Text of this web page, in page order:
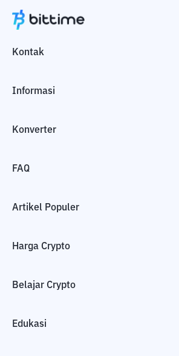
Kontak
Informasi
Konverter
FAQ
Artikel Populer
Harga Crypto
Belajar Crypto
Edukasi